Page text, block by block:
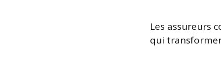
Les assureurs
qui